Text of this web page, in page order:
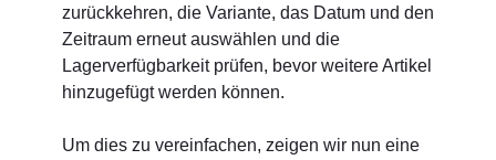
zurückkehren, die Variante, das Datum und den
Zeitraum erneut auswählen und die
Lagerverfügbarkeit prüfen, bevor weitere Artikel
hinzugefügt werden können.
Um dies zu vereinfachen, zeigen wir nun eine